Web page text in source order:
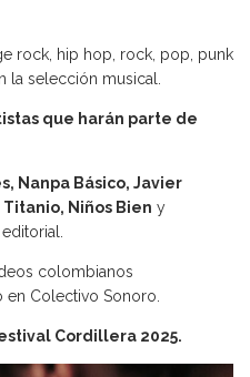
rock, hip hop, rock, pop, punk
la selección musical.
que harán parte de
Nanpa Básico, Javier
Niños Bien y
colombianos
Colectivo Sonoro.
Cordillera 2025.